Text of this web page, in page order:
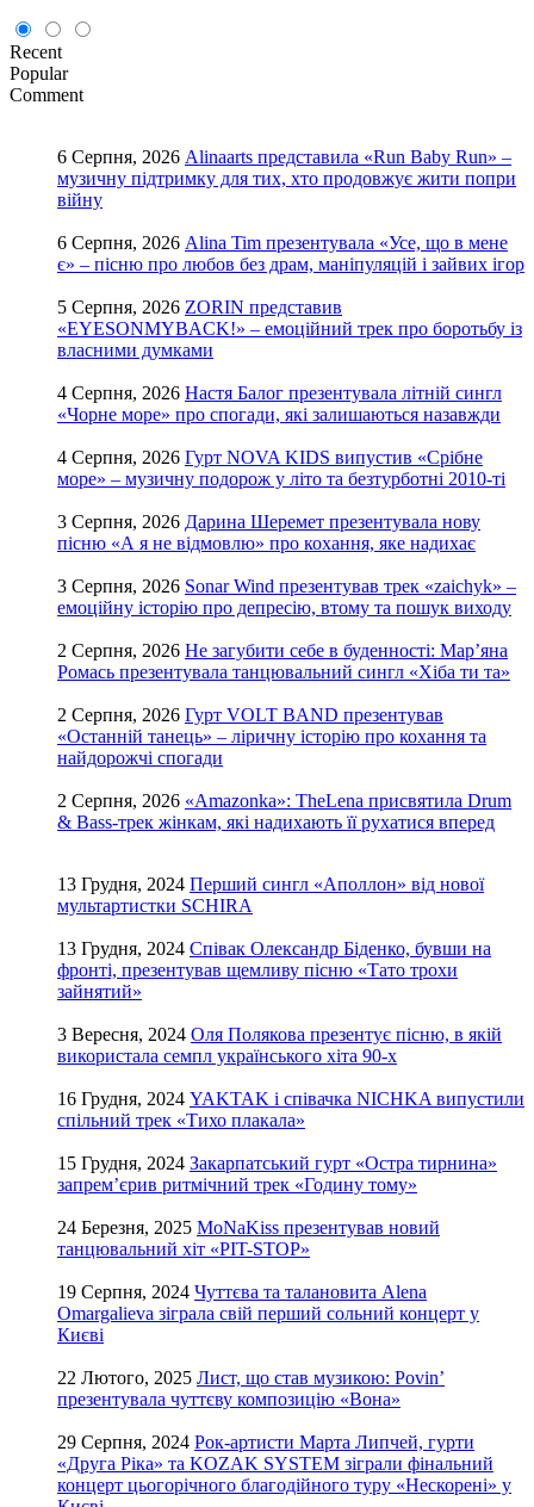
Recent
Popular
Comment
6 Серпня, 2026 Alinaarts представила «Run Baby Run» –
музичну підтримку для тих, хто продовжує жити попри
війну
6 Серпня, 2026 Alina Tim презентувала «Усе, що в мене
є» – пісню про любов без драм, маніпуляцій і зайвих ігор
5 Серпня, 2026 ZORIN представив
«EYESONMYBACK!» – емоційний трек про боротьбу із
власними думками
4 Серпня, 2026 Настя Балог презентувала літній сингл
«Чорне море» про спогади, які залишаються назавжди
4 Серпня, 2026 Гурт NOVA KIDS випустив «Срібне
море» – музичну подорож у літо та безтурботні 2010-ті
3 Серпня, 2026 Дарина Шеремет презентувала нову
пісню «А я не відмовлю» про кохання, яке надихає
3 Серпня, 2026 Sonar Wind презентував трек «zaichyk» –
емоційну історію про депресію, втому та пошук виходу
2 Серпня, 2026 Не загубити себе в буденності: Мар’яна
Ромась презентувала танцювальний сингл «Хіба ти та»
2 Серпня, 2026 Гурт VOLT BAND презентував
«Останній танець» – ліричну історію про кохання та
найдорожчі спогади
2 Серпня, 2026 «Amazonka»: TheLena присвятила Drum
& Bass-трек жінкам, які надихають її рухатися вперед
13 Грудня, 2024 Перший сингл «Аполлон» від нової
мультартистки SCHIRA
13 Грудня, 2024 Співак Олександр Біденко, бувши на
фронті, презентував щемливу пісню «Тато трохи
зайнятий»
3 Вересня, 2024 Оля Полякова презентує пісню, в якій
використала семпл українського хіта 90-х
16 Грудня, 2024 YAKTAK і співачка NICHKA випустили
спільний трек «Тихо плакала»
15 Грудня, 2024 Закарпатський гурт «Остра тирнина»
запрем’єрив ритмічний трек «Годину тому»
24 Березня, 2025 MoNaKiss презентував новий
танцювальний хіт «PIT-STOP»
19 Серпня, 2024 Чуттєва та талановита Alena
Omargalieva зіграла свій перший сольний концерт у
Києві
22 Лютого, 2025 Лист, що став музикою: Povin’
презентувала чуттєву композицію «Вона»
29 Серпня, 2024 Рок-артисти Марта Липчей, гурти
«Друга Ріка» та KOZAK SYSTEM зіграли фінальний
концерт цьогорічного благодійного туру «Нескорені» у